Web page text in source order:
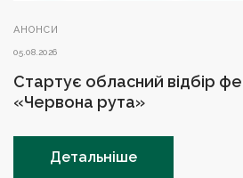
АНОНСИ
05.08.2026
Стартує обласний відбір
«Червона рута»
Детальніше